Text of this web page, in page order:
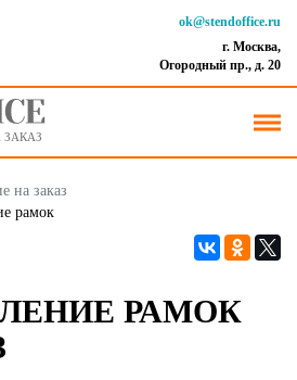
ok@stendoffice.ru
г. Москва,
Огородный пр., д. 20
на заказ
рамок
РАМОК